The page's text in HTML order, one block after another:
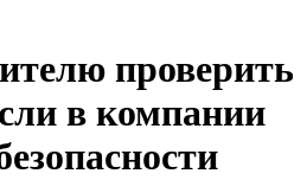
проверить
в компании